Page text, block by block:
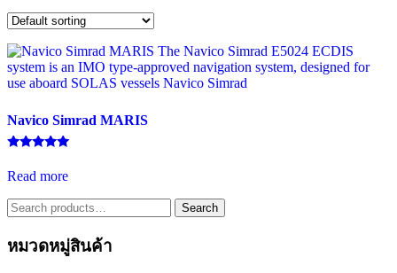
Navico Simrad MARIS
5.00
out of 5
Read more
Search
for:
Search
หมวดหมู่สินค้า